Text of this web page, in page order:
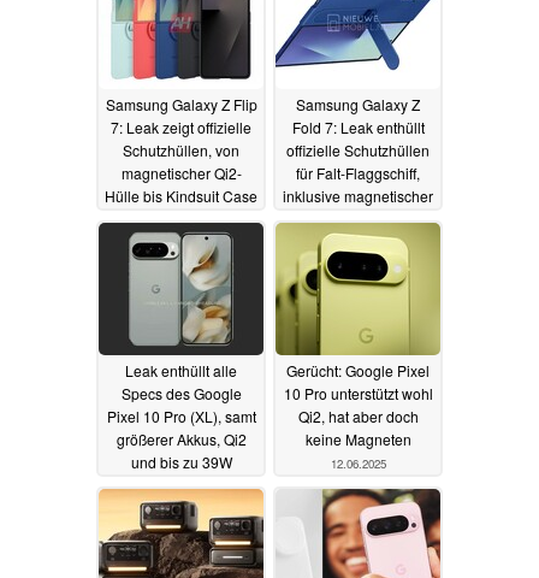
Samsung Galaxy Z Flip
7: Leak zeigt offizielle
Schutzhüllen, von
magnetischer Qi2-
Hülle bis Kindsuit Case
03.07.2025
Samsung Galaxy Z
Fold 7: Leak enthüllt
offizielle Schutzhüllen
für Falt-Flaggschiff,
inklusive magnetischer
Qi2-Hülle03.07.2025
Leak enthüllt alle
Specs des Google
Pixel 10 Pro (XL), samt
größerer Akkus, Qi2
und bis zu 39W
Schnellladung
30.06.2025
Gerücht: Google Pixel
10 Pro unterstützt wohl
Qi2, hat aber doch
keine Magneten
12.06.2025